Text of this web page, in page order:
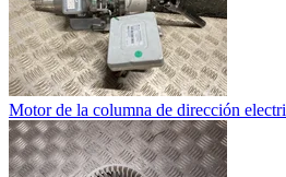
Motor de la columna de dirección